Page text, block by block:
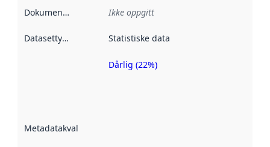
Dokumentasjon Ikke oppgitt
Datasettype Statistiske data
Metadatakvalitet
Metadatakvalitet
Dårlig (22%)